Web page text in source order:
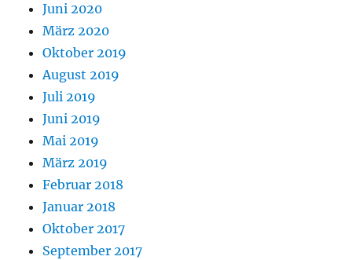
Juni 2020
März 2020
Oktober 2019
August 2019
Juli 2019
Juni 2019
Mai 2019
März 2019
Februar 2018
Januar 2018
Oktober 2017
September 2017